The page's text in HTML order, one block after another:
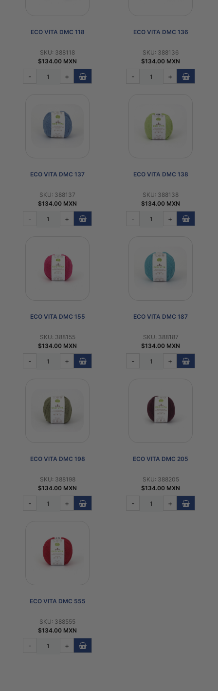
ECO VITA DMC 118
SKU: 388118
$134.00 MXN
- +
ECO VITA DMC 136
SKU: 388136
$134.00 MXN
- +
ECO VITA DMC 137
SKU: 388137
$134.00 MXN
- +
ECO VITA DMC 138
SKU: 388138
$134.00 MXN
- +
ECO VITA DMC 155
SKU: 388155
$134.00 MXN
- +
ECO VITA DMC 187
SKU: 388187
$134.00 MXN
- +
ECO VITA DMC 198
SKU: 388198
$134.00 MXN
- +
ECO VITA DMC 205
SKU: 388205
$134.00 MXN
- +
ECO VITA DMC 555
SKU: 388555
$134.00 MXN
- +